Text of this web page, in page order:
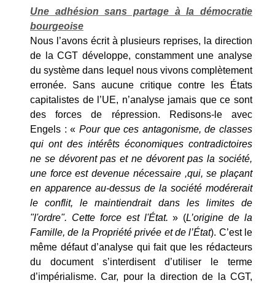
Une adhésion sans partage à la démocratie
bourgeoise
Nous l’avons écrit à plusieurs reprises, la direction
de la CGT développe, constamment une analyse
du système dans lequel nous vivons complètement
erronée. Sans aucune critique contre les États
capitalistes de l’UE, n’analyse jamais que ce sont
des forces de répression. Redisons-le avec
Engels : « Pour que ces antagonisme, de classes
qui ont des intérêts économiques contradictoires
ne se dévorent pas et ne dévorent pas la société,
une force est devenue nécessaire ,qui, se plaçant
en apparence au-dessus de la société modérerait
le conflit, le maintiendrait dans les limites de
"l'ordre". Cette force est l'État. » (L’origine de la
Famille, de la Propriété privée et de l’État). C’est le
même défaut d’analyse qui fait que les rédacteurs
du document s’interdisent d’utiliser le terme
d’impérialisme. Car, pour la direction de la CGT,